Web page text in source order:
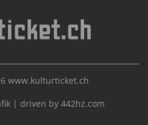
www.kulturticket.ch
| driven by 442hz.com